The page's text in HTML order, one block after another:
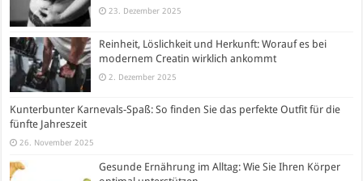
23. Dezember 2025
Reinheit, Löslichkeit und Herkunft: Worauf es bei
modernem Creatin wirklich ankommt
2. Dezember 2025
Kunterbunter Karnevals-Spaß: So finden Sie das perfekte Outfit für die
fünfte Jahreszeit
26. November 2025
Gesunde Ernährung im Alltag: Wie Sie Ihren Körper